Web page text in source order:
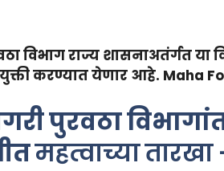
विभाग राज्य शासनाअतंर्गत या
करण्यात येणार आहे. Maha
पुरवठा
महत्वाच्या तारखा